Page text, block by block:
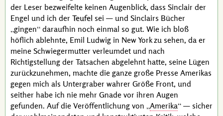
der Leser bezweifelte keinen Augenblick, dass Sinclair der
Engel und ich der Teufel sei — und Sinclairs Bücher
gingen daraufhin noch einmal so gut. Wie ich bloß
höflich ablehnte, Emil Ludwig in New Yorkzu sehen, da er
meine Schwiegermutter verleumdet und nach
Richtigstellung der Tatsachen abgelehnt hatte, seine Lügen
zurückzunehmen, machte die ganze große Presse Amerikas
gegen mich als Untergraber wahrer Größe Front, und
seither habe ich nie mehr Gnade vor ihren Augen
gefunden. Auf die Veröffentlichung von Amerika — sicher